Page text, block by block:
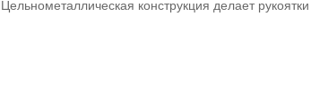
Цельнометаллическая конструкция делает